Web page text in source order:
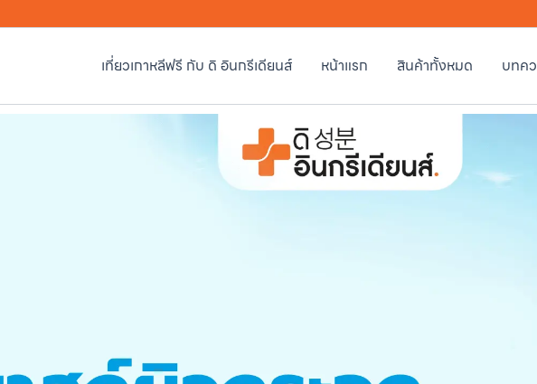
เที่ยวเกาหลีฟรี กับ ดิ อินกรีเดียนส์ หน้าแรก สินค้าทั้งหมด บทค